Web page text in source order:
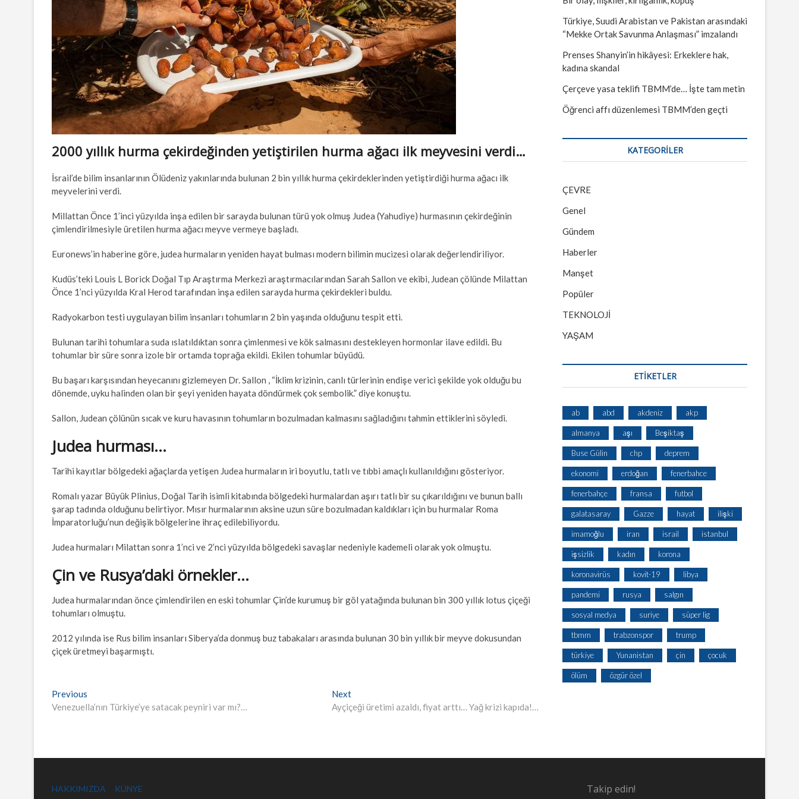
2000 yıllık hurma çekirdeğinden yetiştirilen hurma ağacı ilk meyvesini verdi…
İsrail’de bilim insanlarının Ölüdeniz yakınlarında bulunan 2 bin yıllık hurma çekirdeklerinden yetiştirdiği hurma ağacı ilk
meyvelerini verdi.
Millattan Önce 1’inci yüzyılda inşa edilen bir sarayda bulunan türü yok olmuş Judea (Yahudiye) hurmasının çekirdeğinin
çimlendirilmesiyle üretilen hurma ağacı meyve vermeye başladı.
Euronews’in haberine göre, judea hurmaların yeniden hayat bulması modern bilimin mucizesi olarak değerlendiriliyor.
Kudüs’teki Louis L Borick Doğal Tıp Araştırma Merkezi araştırmacılarından Sarah Sallon ve ekibi, Judean çölünde Milattan
Önce 1’nci yüzyılda Kral Herod tarafından inşa edilen sarayda hurma çekirdekleri buldu.
Radyokarbon testi uygulayan bilim insanları tohumların 2 bin yaşında olduğunu tespit etti.
Bulunan tarihi tohumlara suda ıslatıldıktan sonra çimlenmesi ve kök salmasını destekleyen hormonlar ilave edildi. Bu
tohumlar bir süre sonra izole bir ortamda toprağa ekildi. Ekilen tohumlar büyüdü.
Bu başarı karşısından heyecanını gizlemeyen Dr. Sallon , “İklim krizinin, canlı türlerinin endişe verici şekilde yok olduğu bu
dönemde, uyku halinden olan bir şeyi yeniden hayata döndürmek çok sembolik.” diye konuştu.
Sallon, Judean çölünün sıcak ve kuru havasının tohumların bozulmadan kalmasını sağladığını tahmin ettiklerini söyledi.
Judea hurması…
Tarihi kayıtlar bölgedeki ağaçlarda yetişen Judea hurmaların iri boyutlu, tatlı ve tıbbi amaçlı kullanıldığını gösteriyor.
Romalı yazar Büyük Plinius, Doğal Tarih isimli kitabında bölgedeki hurmalardan aşırı tatlı bir su çıkarıldığını ve bunun ballı
şarap tadında olduğunu belirtiyor. Mısır hurmalarının aksine uzun süre bozulmadan kaldıkları için bu hurmalar Roma
İmparatorluğu’nun değişik bölgelerine ihraç edilebiliyordu.
Judea hurmaları Milattan sonra 1’nci ve 2’nci yüzyılda bölgedeki savaşlar nedeniyle kademeli olarak yok olmuştu.
Çin ve Rusya’daki örnekler…
Judea hurmalarından önce çimlendirilen en eski tohumlar Çin’de kurumuş bir göl yatağında bulunan bin 300 yıllık lotus çiçeği
tohumları olmuştu.
2012 yılında ise Rus bilim insanları Siberya’da donmuş buz tabakaları arasında bulunan 30 bin yıllık bir meyve dokusundan
çiçek üretmeyi başarmıştı.
Yazı
gezinmesi
Previous
post:
Venezuella’nın Türkiye’ye satacak peyniri var mı?…
NextNext
post:
Ayçiçeği üretimi azaldı, fiyat arttı… Yağ krizi kapıda!…
Türkiye, Suudi Arabistan ve Pakistan arasındaki
“Mekke Ortak Savunma Anlaşması” imzalandı
Prenses Shanyin’in hikâyesi: Erkeklere hak,
kadına skandal
Çerçeve yasa teklifi TBMM’de… İşte tam metin
Öğrenci affı düzenlemesi TBMM’den geçti
KATEGORILER
ÇEVRE
Genel
Gündem
Haberler
Manşet
Popüler
TEKNOLOJİ
YAŞAM
ETİKETLER
ab abd akdeniz akp
almanya aşı Beşiktaş
Buse Gülin chp deprem
ekonomi erdoğan fenerbahce
fenerbahçe fransa futbol
galatasaray Gazze hayat ilişki
imamoğlu iran israil istanbul
işsizlik kadın korona
koronavirüs kovit-19 libya
pandemi rusya salgın
sosyal medya suriye süper lig
tbmm trabzonspor trump
türkiye Yunanistan çin çocuk
ölüm özgür özel
HAKKIMIZDA KÜNYE Takip edin!